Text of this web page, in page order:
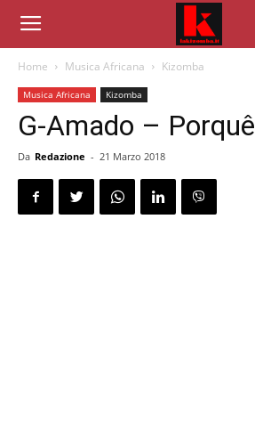
Home Musica Africana Kizomba
Musica Africana Kizomba
G-Amado – Porquê
Da Redazione - 21 Marzo 2018